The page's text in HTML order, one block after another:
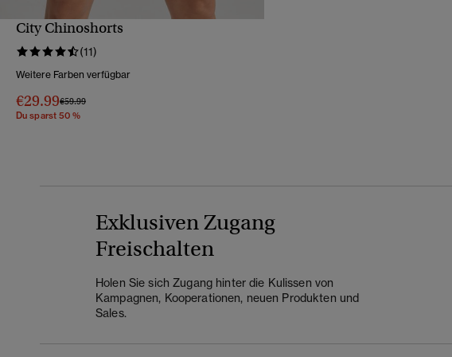
City Chinoshorts
(11)
Weitere Farben verfügbar
€29.99Preis wurde reduziert von
€59.99bis
Du sparst 50 %
Exklusiven Zugang
Freischalten
Holen Sie sich Zugang hinter die Kulissen von
Kampagnen, Kooperationen, neuen Produkten und
Sales.